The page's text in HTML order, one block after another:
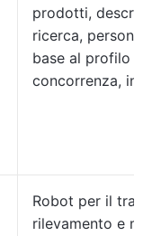
prodotti,
ricerca,
base al profilo
concorrenza,
Robot per il
rilevamento e